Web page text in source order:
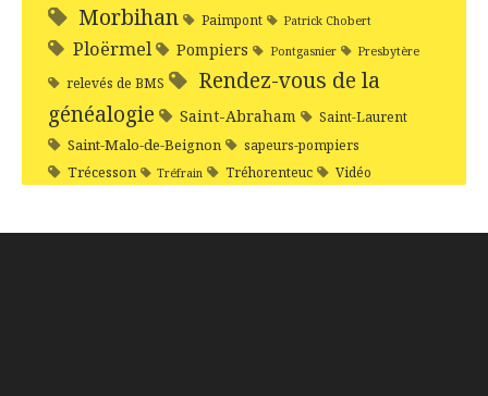
Morbihan Paimpont Patrick Chobert
Ploërmel Pompiers Pontgasnier Presbytère
relevés de BMS
Rendez-vous de la
généalogie
Saint-Abraham Saint-Laurent
Saint-Malo-de-Beignon sapeurs-pompiers
Trécesson Tréfrain Tréhorenteuc Vidéo